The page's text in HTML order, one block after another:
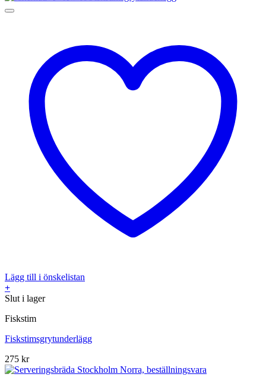
Lägg till i önskelistan
+
Slut i lager
Fiskstim
Fiskstimsgrytunderlägg
275 kr